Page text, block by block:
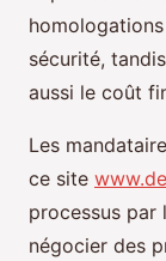
sécurité,
aussi le coût
Les
ce site
processus par
négocier des